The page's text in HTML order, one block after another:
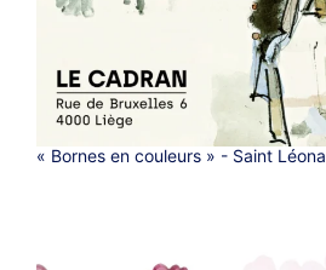
« Bornes en couleurs » - Saint